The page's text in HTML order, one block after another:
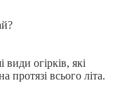
огірків, які
протязі всього літа.